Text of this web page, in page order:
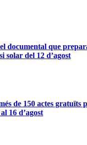
documental que
solar del 12 d’agost
de 150 actes gratuïts
16 d’agost